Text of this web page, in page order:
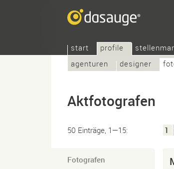
start
profile
agenturen
designer
Aktfotografen
50 Einträge, 1—15: 1
Fotografen